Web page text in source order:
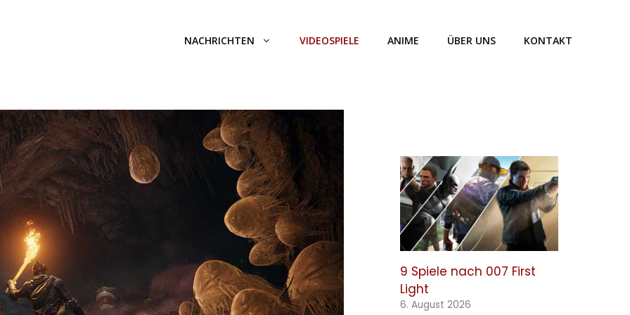
NACHRICHTEN VIDEOSPIELE ANIME ÜBER UNS KONTAKT
9 Spiele nach 007 First
Light
6. August 2026